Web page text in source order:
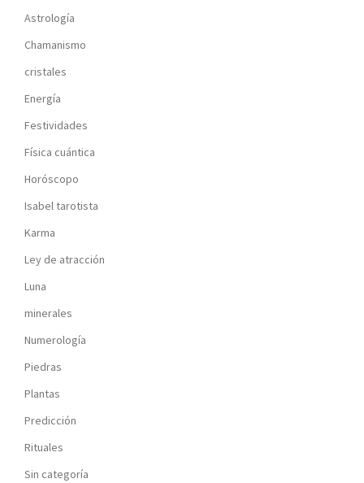
Astrología
Chamanismo
cristales
Energía
Festividades
Física cuántica
Horóscopo
Isabel tarotista
Karma
Ley de atracción
Luna
minerales
Numerología
Piedras
Plantas
Predicción
Rituales
Sin categoría